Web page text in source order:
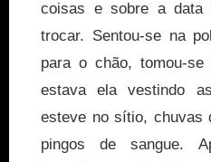
coisas e sobre a data
trocar. Sentou-se na
para o chão, tomou-
estava ela vestindo
esteve no sítio, chuvas
pingos de sangue.